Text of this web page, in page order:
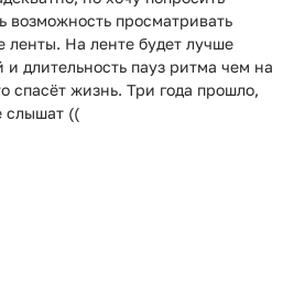
возможность просматривать
ленты. На ленте будет лучше
длительность пауз ритма чем на
спасёт жизнь. Три года прошло,
слышат ((